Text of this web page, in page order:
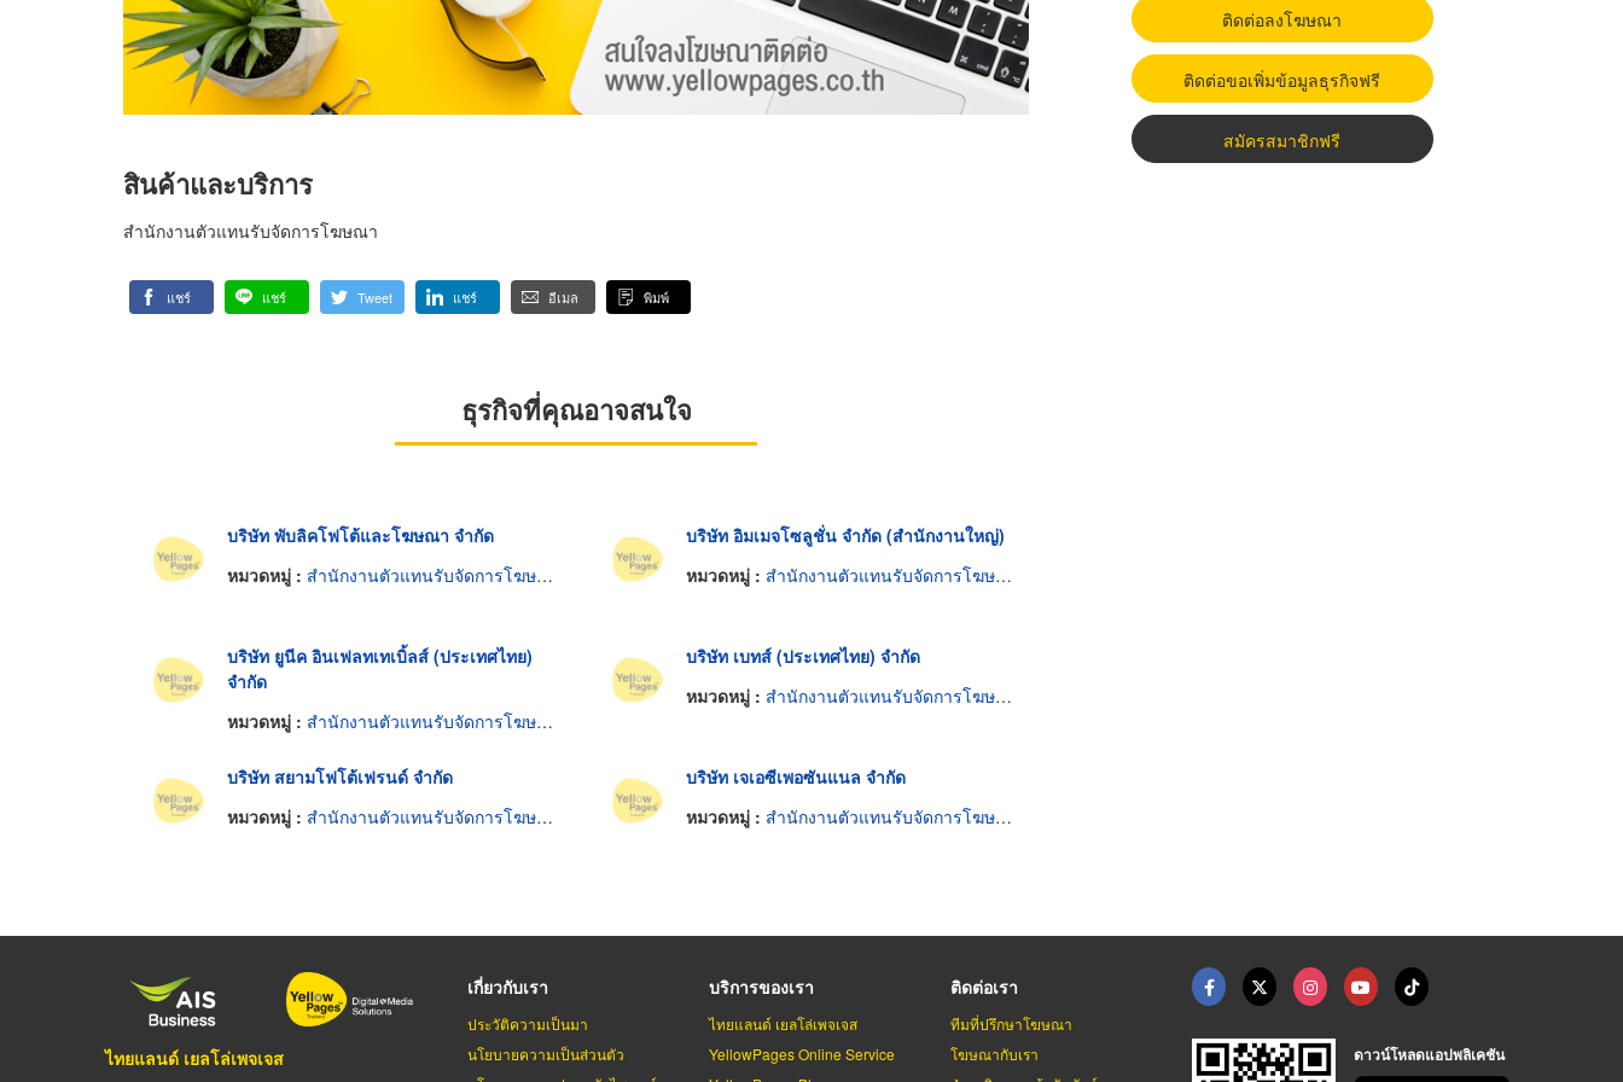
สินค้าและบริการ
สำนักงานตัวแทนรับจัดการโฆษณา
แชร์ แชร์ Tweet แชร์ อีเมล พิมพ์
ธุรกิจที่คุณอาจสนใจ
บริษัท พับลิคโฟโต้และโฆษณา จำกัด
หมวดหมู่ : สำนักงานตัวแทนรับจัดการโฆษณา
บริษัท อิมเมจโซลูชั่น จำกัด (สำนักงานใหญ่)
หมวดหมู่ : สำนักงานตัวแทนรับจัดการโฆษณา
บริษัท ยูนีค อินเฟลทเทเบิ้ลส์ (ประเทศไทย)
จำกัด
หมวดหมู่ : สำนักงานตัวแทนรับจัดการโฆษณา
บริษัท เบทส์ (ประเทศไทย) จำกัด
หมวดหมู่ : สำนักงานตัวแทนรับจัดการโฆษณา
บริษัท สยามโฟโต้เฟรนด์ จำกัด
หมวดหมู่ : สำนักงานตัวแทนรับจัดการโฆษณา
บริษัท เจเอซีเพอซันแนล จำกัด
หมวดหมู่ : สำนักงานตัวแทนรับจัดการโฆษณา
ติดต่อลงโฆษณา
ติดต่อขอเพิ่มข้อมูลธุรกิจฟรี
สมัครสมาชิกฟรี
ไทยแลนด์ เยลโล่เพจเจส
เกี่ยวกับเรา
ประวัติความเป็นมา
นโยบายความเป็นส่วนตัว
บริการของเรา
ไทยแลนด์ เยลโล่เพจเจส
YellowPages Online Service
ติดต่อเรา
ทีมที่ปรึกษาโฆษณา
โฆษณากับเรา
ดาวน์โหลดแอปพลิเคชัน